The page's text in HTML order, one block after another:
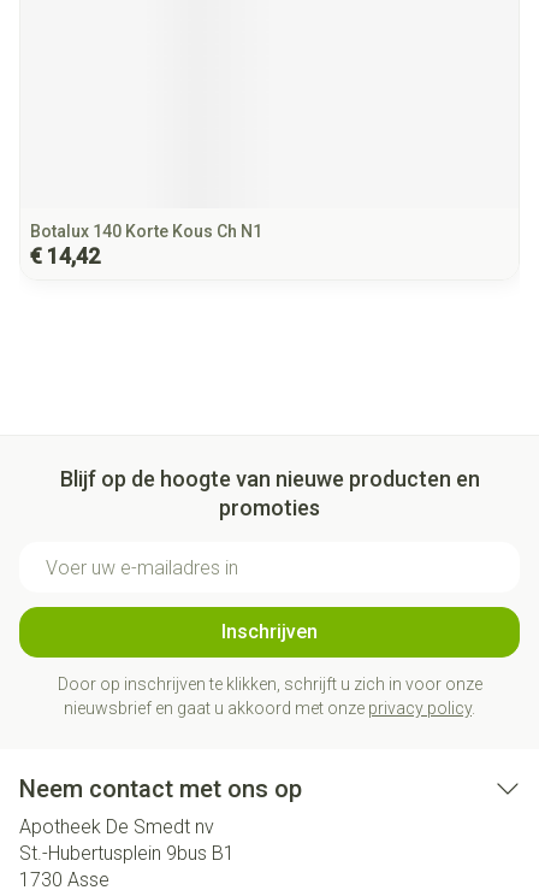
Botalux 140 Korte Kous Ch N1
€ 14,42
Blijf op de hoogte van nieuwe producten en
promoties
Inschrijven
Door op inschrijven te klikken, schrijft u zich in voor onze
nieuwsbrief en gaat u akkoord met onze privacy policy.
Neem contact met ons op
Apotheek De Smedt nv
St.-Hubertusplein 9bus B1
1730 Asse